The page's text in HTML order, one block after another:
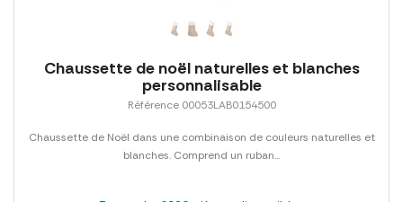
Chaussette de noël naturelles et blanches
personnalisable
Référence 00053LAB0154500
Chaussette de Noël dans une combinaison de couleurs naturelles et
blanches. Comprend un ruban...